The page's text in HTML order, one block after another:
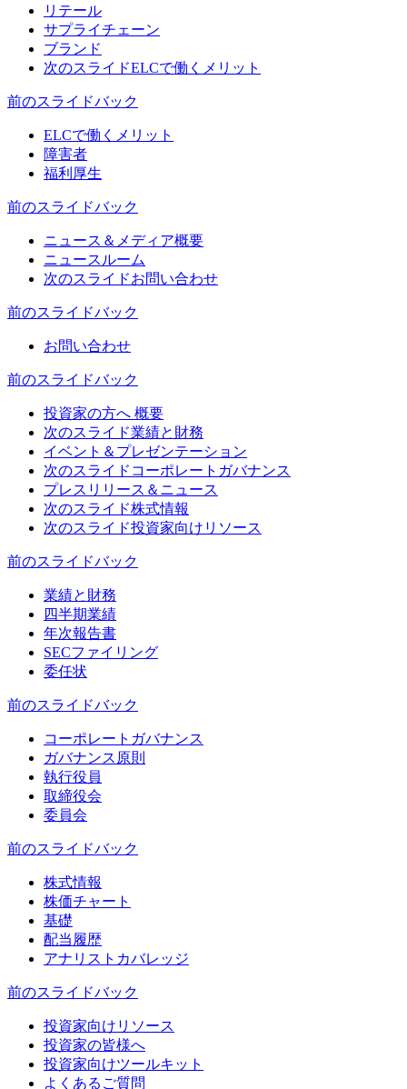
リテール
サプライチェーン
ブランド
次のスライドELCで働くメリット
前のスライドバック
ELCで働くメリット
障害者
福利厚生
前のスライドバック
ニュース＆メディア概要
ニュースルーム
次のスライドお問い合わせ
前のスライドバック
お問い合わせ
前のスライドバック
投資家の方へ 概要
次のスライド業績と財務
イベント＆プレゼンテーション
次のスライド コーポレートガバナンス
プレスリリース＆ニュース
次のスライド株式情報
次のスライド投資家向けリソース
前のスライドバック
業績と財務
四半期業績
年次報告書
SECファイリング
委任状
前のスライドバック
コーポレートガバナンス
ガバナンス原則
執行役員
取締役会
委員会
前のスライドバック
株式情報
株価チャート
基礎
配当履歴
アナリストカバレッジ
前のスライドバック
投資家向けリソース
投資家の皆様へ
投資家向けツールキット
よくあるご質問